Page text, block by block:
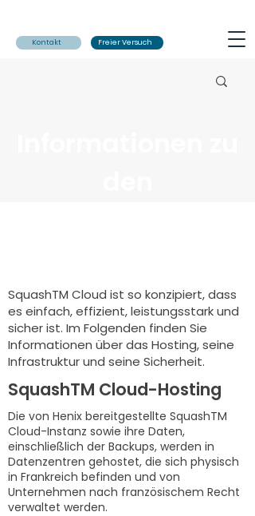
Kontakt Freier Versuch
SquashTM Cloud ist so konzipiert, dass
es einfach, effizient, leistungsstark und
sicher ist. Im Folgenden finden Sie
Informationen über das Hosting, seine
Infrastruktur und seine Sicherheit.
SquashTM Cloud-Hosting
Die von Henix bereitgestellte SquashTM
Cloud-Instanz sowie ihre Daten,
einschließlich der Backups, werden in
Datenzentren gehostet, die sich physisch
in Frankreich befinden und von
Unternehmen nach französischem Recht
verwaltet werden.